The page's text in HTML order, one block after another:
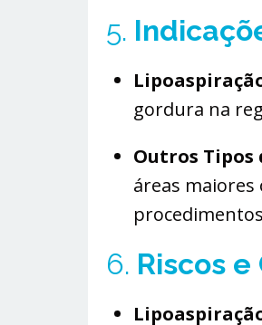
5.
gordura na
Outros Tipos
áreas
6. Riscos